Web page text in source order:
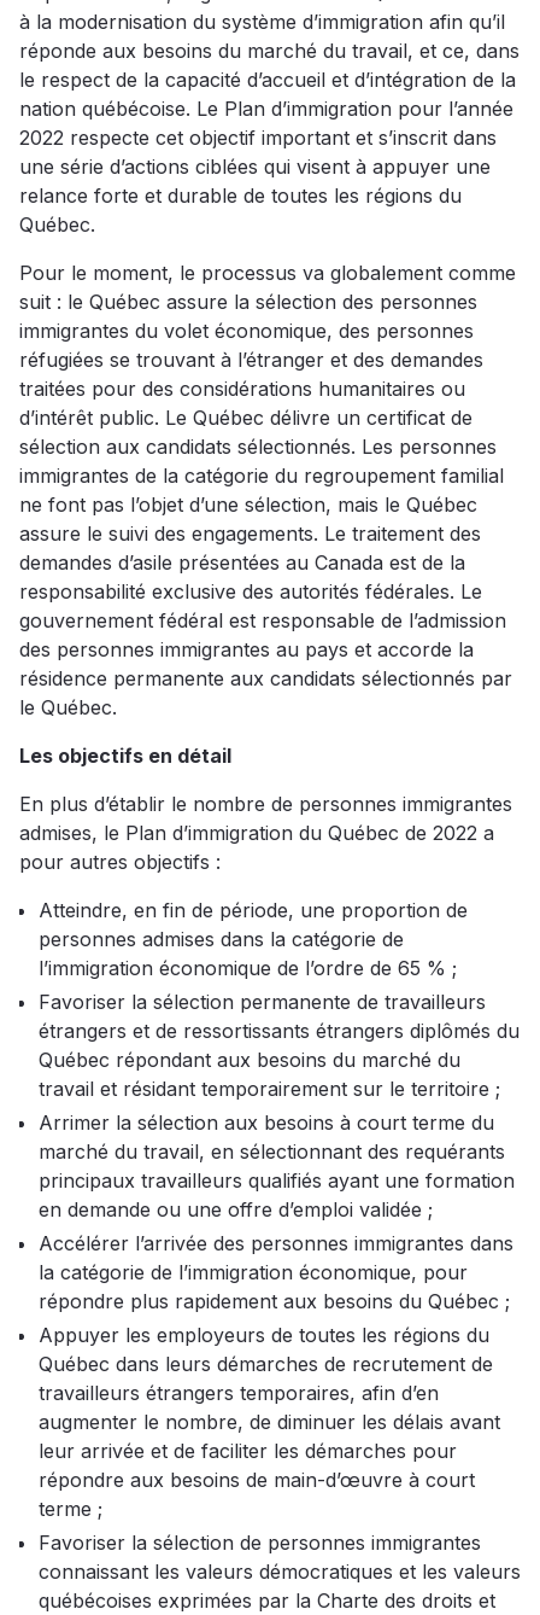
à la modernisation du système d’immigration afin qu’il
réponde aux besoins du marché du travail, et ce, dans
le respect de la capacité d’accueil et d’intégration de la
nation québécoise. Le Plan d’immigration pour l’année
2022 respecte cet objectif important et s’inscrit dans
une série d’actions ciblées qui visent à appuyer une
relance forte et durable de toutes les régions du
Québec.
Pour le moment, le processus va globalement comme
suit : le Québec assure la sélection des personnes
immigrantes du volet économique, des personnes
réfugiées se trouvant à l’étranger et des demandes
traitées pour des considérations humanitaires ou
d’intérêt public. Le Québec délivre un certificat de
sélection aux candidats sélectionnés. Les personnes
immigrantes de la catégorie du regroupement familial
ne font pas l’objet d’une sélection, mais le Québec
assure le suivi des engagements. Le traitement des
demandes d’asile présentées au Canada est de la
responsabilité exclusive des autorités fédérales. Le
gouvernement fédéral est responsable de l’admission
des personnes immigrantes au pays et accorde la
résidence permanente aux candidats sélectionnés par
le Québec.
Les objectifs en détail
En plus d’établir le nombre de personnes immigrantes
admises, le Plan d’immigration du Québec de 2022 a
pour autres objectifs :
Atteindre, en fin de période, une proportion de
personnes admises dans la catégorie de
l’immigration économique de l’ordre de 65 % ;
Favoriser la sélection permanente de travailleurs
étrangers et de ressortissants étrangers diplômés du
Québec répondant aux besoins du marché du
travail et résidant temporairement sur le territoire ;
Arrimer la sélection aux besoins à court terme du
marché du travail, en sélectionnant des requérants
principaux travailleurs qualifiés ayant une formation
en demande ou une offre d’emploi validée ;
Accélérer l’arrivée des personnes immigrantes dans
la catégorie de l’immigration économique, pour
répondre plus rapidement aux besoins du Québec ;
Appuyer les employeurs de toutes les régions du
Québec dans leurs démarches de recrutement de
travailleurs étrangers temporaires, afin d’en
augmenter le nombre, de diminuer les délais avant
leur arrivée et de faciliter les démarches pour
répondre aux besoins de main-d’œuvre à court
terme ;
Favoriser la sélection de personnes immigrantes
connaissant les valeurs démocratiques et les valeurs
québécoises exprimées par la Charte des droits et